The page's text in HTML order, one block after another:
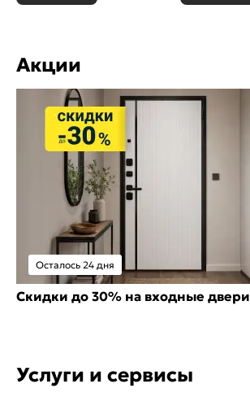
Акции
Осталось 24 дня
Скидки до 30% на входные двери
Услуги и сервисы